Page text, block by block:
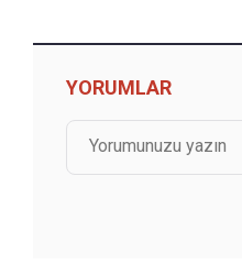
YORUMLAR